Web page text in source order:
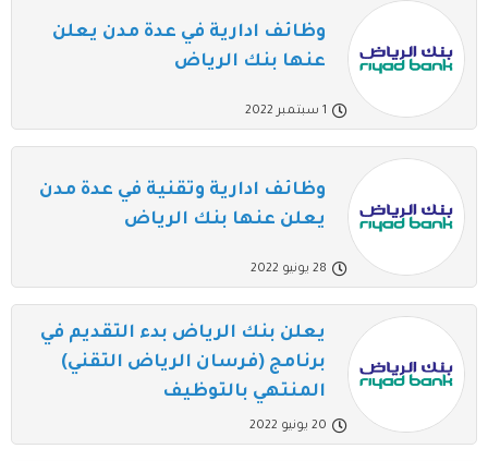
وظائف ادارية في عدة مدن يعلن
عنها بنك الرياض
1 سبتمبر 2022
وظائف ادارية وتقنية في عدة مدن
يعلن عنها بنك الرياض
28 يونيو 2022
يعلن بنك الرياض بدء التقديم في
برنامج (فرسان الرياض التقني)
المنتهي بالتوظيف
20 يونيو 2022